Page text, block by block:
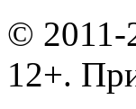
© 2011-
12+.